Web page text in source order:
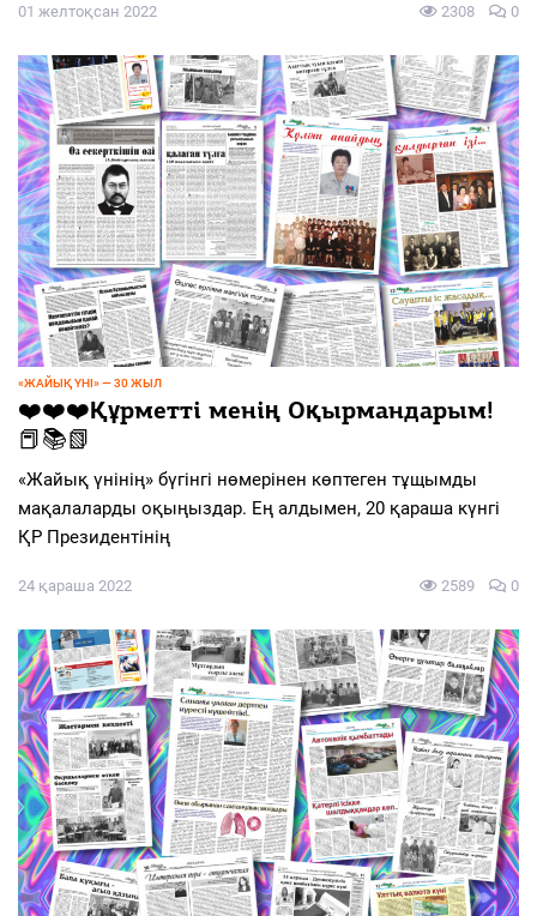
01 желтоқсан 2022 2308 0
«ЖАЙЫҚ ҮНІ» — 30 ЖЫЛ
❤️❤️❤️Құрметті менің Оқырмандарым!
📕📚📗
«Жайық үнінің» бүгінгі нөмерінен көптеген тұщымды
мақалаларды оқыңыздар. Ең алдымен, 20 қараша күнгі
ҚР Президентінің
24 қараша 2022 2589 0